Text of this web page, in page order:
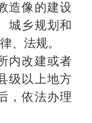
造像的建设
城乡规划和
、法规。
内改建或者
级以上地方
，依法办理